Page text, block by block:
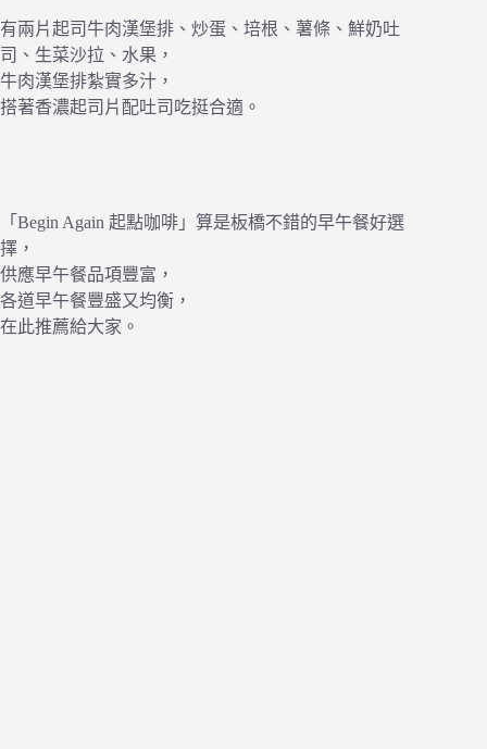
有兩片起司牛肉漢堡排、炒蛋、培根、薯條、鮮奶吐
司、生菜沙拉、水果，
牛肉漢堡排紮實多汁，
搭著香濃起司片配吐司吃挺合適。
「Begin Again 起點咖啡」算是板橋不錯的早午餐好選
擇，
供應早午餐品項豐富，
各道早午餐豐盛又均衡，
在此推薦給大家。